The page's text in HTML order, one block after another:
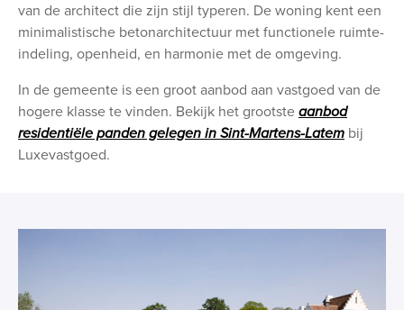
van de architect die zijn stijl typeren. De woning kent een
minimalistische betonarchitectuur met functionele ruimte-
indeling, openheid, en harmonie met de omgeving.
In de gemeente is een groot aanbod aan vastgoed van de
hogere klasse te vinden. Bekijk het grootste aanbod
residentiële panden gelegen in Sint-Martens-Latem bij
Luxevastgoed.